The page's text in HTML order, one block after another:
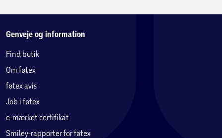
Genveje og information
Find butik
Om føtex
føtex avis
Job i føtex
e-mærket certifikat
Smiley-rapporter for føtex